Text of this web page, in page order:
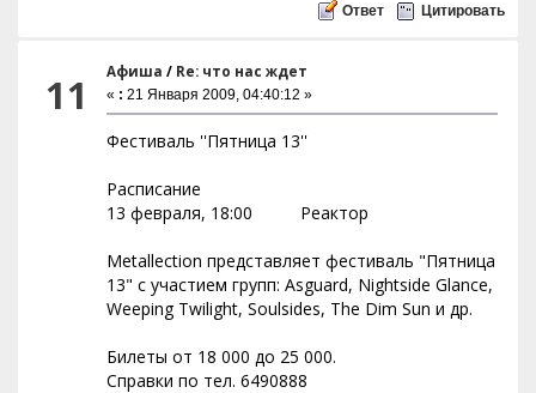
Ответ Цитировать
11 Афиша / Re: что нас ждет
« : 21 Января 2009, 04:40:12 »
Фестиваль ''Пятница 13''
Расписание
13 февраля, 18:00 Реактор
Metallection представляет фестиваль "Пятница
13" с участием групп: Asguard, Nightside Glance,
Weeping Twilight, Soulsides, The Dim Sun и др.
Билеты от 18 000 до 25 000.
Справки по тел. 6490888